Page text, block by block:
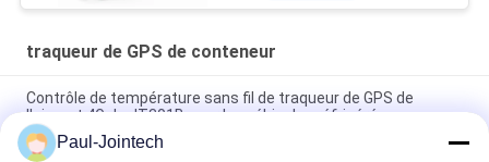
traqueur de GPS de conteneur
Contrôle de température sans fil de traqueur de GPS de
l'aimant 4G de JT301B pour les véhicules réfrigérés
Paul-Jointech